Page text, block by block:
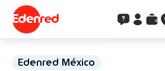
Contacto
Edenred México